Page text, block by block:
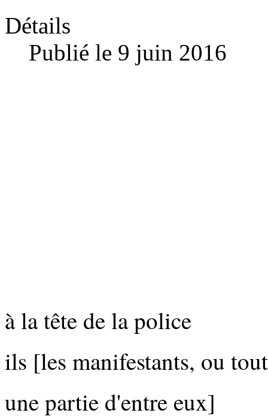
Détails
Publié le 9 juin 2016
à la tête de la police
ils [les manifestants, ou
une partie d'entre eux]